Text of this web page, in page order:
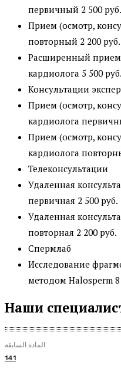
первичный 2 500 руб.
Прием (осмотр,
повторный 2 200 руб.
Расширенный прием
кардиолога 5 500 руб.
Консультации
Прием (осмотр,
кардиолога
Прием (осмотр,
кардиолога
Телеконсультации
Удаленная
первичная 2 500 руб.
Удаленная
повторная 2 200 руб.
Спермлаб
Исследование
методом Halosperm 8
Наши
المادة السابقة
141